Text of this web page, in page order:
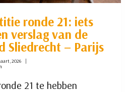
ronde 21: iets
verslag van de
Sliedrecht – Parijs
2026
21 te hebben